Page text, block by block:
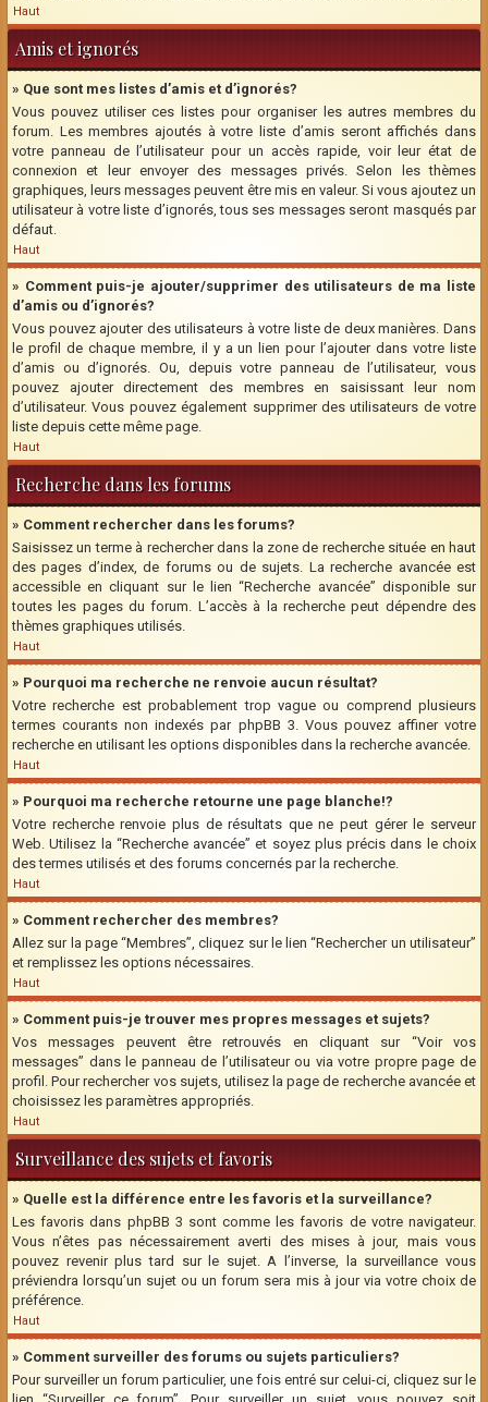
Haut
Amis et ignorés
» Que sont mes listes d’amis et d’ignorés?
Vous pouvez utiliser ces listes pour organiser les autres membres du
forum. Les membres ajoutés à votre liste d’amis seront affichés dans
votre panneau de l’utilisateur pour un accès rapide, voir leur état de
connexion et leur envoyer des messages privés. Selon les thèmes
graphiques, leurs messages peuvent être mis en valeur. Si vous ajoutez un
utilisateur à votre liste d’ignorés, tous ses messages seront masqués par
défaut.
Haut
» Comment puis-je ajouter/supprimer des utilisateurs de ma liste
d’amis ou d’ignorés?
Vous pouvez ajouter des utilisateurs à votre liste de deux manières. Dans
le profil de chaque membre, il y a un lien pour l’ajouter dans votre liste
d’amis ou d’ignorés. Ou, depuis votre panneau de l’utilisateur, vous
pouvez ajouter directement des membres en saisissant leur nom
d’utilisateur. Vous pouvez également supprimer des utilisateurs de votre
liste depuis cette même page.
Haut
Recherche dans les forums
» Comment rechercher dans les forums?
Saisissez un terme à rechercher dans la zone de recherche située en haut
des pages d’index, de forums ou de sujets. La recherche avancée est
accessible en cliquant sur le lien “Recherche avancée” disponible sur
toutes les pages du forum. L’accès à la recherche peut dépendre des
thèmes graphiques utilisés.
Haut
» Pourquoi ma recherche ne renvoie aucun résultat?
Votre recherche est probablement trop vague ou comprend plusieurs
termes courants non indexés par phpBB 3. Vous pouvez affiner votre
recherche en utilisant les options disponibles dans la recherche avancée.
Haut
» Pourquoi ma recherche retourne une page blanche!?
Votre recherche renvoie plus de résultats que ne peut gérer le serveur
Web. Utilisez la “Recherche avancée” et soyez plus précis dans le choix
des termes utilisés et des forums concernés par la recherche.
Haut
» Comment rechercher des membres?
Allez sur la page “Membres”, cliquez sur le lien “Rechercher un utilisateur”
et remplissez les options nécessaires.
Haut
» Comment puis-je trouver mes propres messages et sujets?
Vos messages peuvent être retrouvés en cliquant sur “Voir vos
messages” dans le panneau de l’utilisateur ou via votre propre page de
profil. Pour rechercher vos sujets, utilisez la page de recherche avancée et
choisissez les paramètres appropriés.
Haut
Surveillance des sujets et favoris
» Quelle est la différence entre les favoris et la surveillance?
Les favoris dans phpBB 3 sont comme les favoris de votre navigateur.
Vous n’êtes pas nécessairement averti des mises à jour, mais vous
pouvez revenir plus tard sur le sujet. A l’inverse, la surveillance vous
préviendra lorsqu’un sujet ou un forum sera mis à jour via votre choix de
préférence.
Haut
» Comment surveiller des forums ou sujets particuliers?
Pour surveiller un forum particulier, une fois entré sur celui-ci, cliquez sur le